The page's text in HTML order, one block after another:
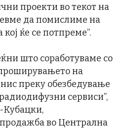
проекти во текот на
да помислиме на
ќе се потпреме”.
што соработуваме со
на
преку обезбедување
сервиси”,
Кубацки,
во Централна